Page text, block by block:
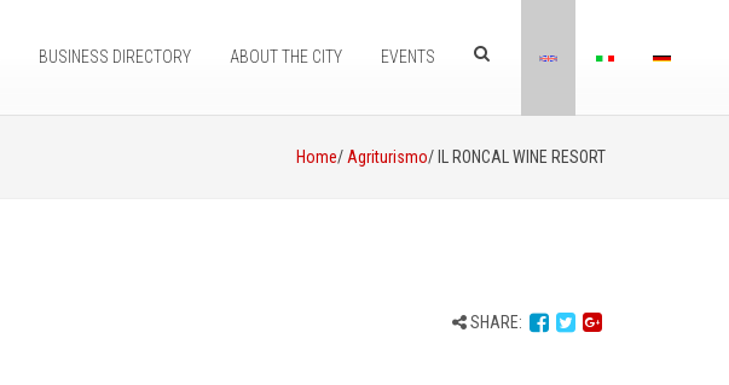
BUSINESS DIRECTORY ABOUT THE CITY EVENTS
Home/ Agriturismo/ IL RONCAL WINE RESORT
SHARE: